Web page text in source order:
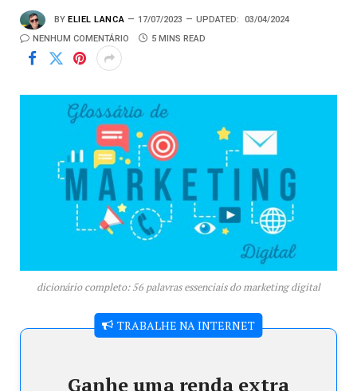
BY ELIEL LANCA 17/07/2023 UPDATED:
03/04/2024
NENHUM COMENTÁRIO
5 MINS READ
dicionário completo: 56 palavras essenciais do marketing digital
TRABALHE NA INTERNET
Ganhe uma renda extra